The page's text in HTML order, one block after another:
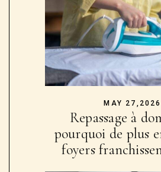
MAY 27,2026
Repassage à
pourquoi de plus
foyers